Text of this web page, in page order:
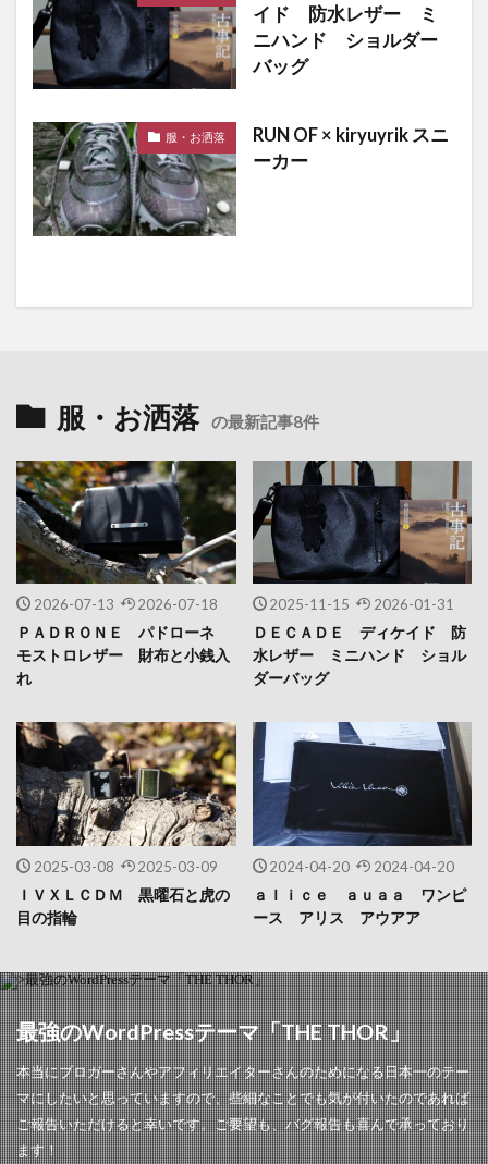
イド 防水レザー ミ
ニハンド ショルダー
バッグ
服・お洒落
RUN OF × kiryuyrik スニ
ーカー
服・お洒落 の最新記事8件
2026-07-13 2026-07-18
ＰＡＤＲＯＮＥ パドローネ
モストロレザー 財布と小銭入
れ
2025-11-15 2026-01-31
ＤＥＣＡＤＥ ディケイド 防
水レザー ミニハンド ショル
ダーバッグ
2025-03-08 2025-03-09
ＩＶＸＬＣＤＭ 黒曜石と虎の
目の指輪
2024-04-20 2024-04-20
ａｌｉｃｅ ａｕａａ ワンピ
ース アリス アウアア
最強のWordPressテーマ「THE THOR」
本当にブロガーさんやアフィリエイターさんのためになる日本一のテー
マにしたいと思っていますので、些細なことでも気が付いたのであれば
ご報告いただけると幸いです。ご要望も、バグ報告も喜んで承っており
ます！